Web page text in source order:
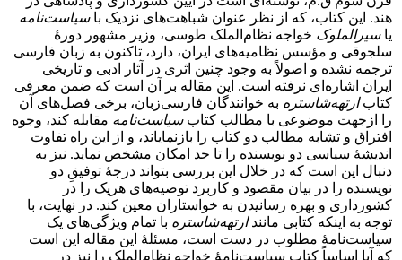
هند. این کتاب، که از نظر عنوان شباهت‌های نزدیک باسیاست‌نامه
یا سیرالملوک خواجه ‌نظام‌الملک طوسی، وزیر مشهور دورۀ
سلجوقی و مؤسس نظامیه‌های ایران، دارد، تاکنون به زبان فارسی
ترجمه نشده و اصولاً به وجود چنین اثری در آثار ادبی و تاریخی
ایران اشاره‌ای نرفته‌ است. این مقاله بر آن است که ضمن معرفی
کتابارتهه‌شاستره به خوانندگان فارسی‌زبان، برخی فصل‌های آن
را ازجهت موضوعی با مطالب کتابسیاست‌نامه مقابله کند، وجوه
افتراق و تشابه مطالب دو کتاب را بازنمایاند، و از این‌ راه تفاوت
اندیشۀ سیاسی دو نویسنده را تا حد امکان مشخص نماید. نیز به
دنبال این است که در خلال این بررسی بتواند درجۀ توفیقِ دو
نویسنده را در بیان مقصود و کاربرد توصیه‌های هریک را در
کشورداری و بهره ‌رسانیدن به خواستاران معین کند. در نهایت، با
توجه به اینکه کتابی مانندارتههشاستره با تمام ویژگی‌های یک
سیاست‌نامۀ مطلوب در دست است، مسئلۀ این مقاله این است
که آیا اساساً کتاب سیاست‌نامۀ خواجه نظام‌الملک را نیز در